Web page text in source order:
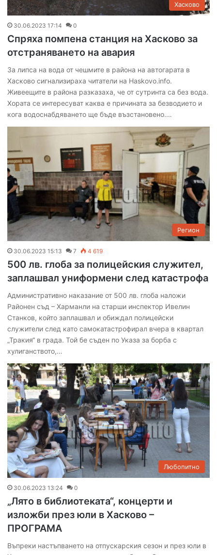
Хасково
30.06.2023 17:14 0
Спряха помпена станция на Хасково за
отстраняването на авария
За липса на вода от чешмите в района на автогарата в
Хасково сигнализираха читатели на Haskovo.info.
Живеещите в района разказаха, че от сутринта са без вода.
Хората се интересуват каква е причината за безводието и
кога водоснабдяването ще бъде възстановено.…
Регион
30.06.2023 15:13 7 4 619
500 лв. глоба за полицейския служител,
заплашвал униформени след катастрофа
Административно наказание от 500 лв. глоба наложи
Районен съд – Харманли на старши инспектор Ивелин
Станков, който заплашвал и обиждал полицейски
служители след като самокатастрофирал вчера в квартал
„Тракия“ в града. Той бе съден по Указа за борба с
хулиганството,…
Любопитно
30.06.2023 13:24 0
„Лято в библиотеката“, концерти и
изложби през юли в Хасково –
ПРОГРАМА
Въпреки настъпването на отпускарския сезон и през юли в